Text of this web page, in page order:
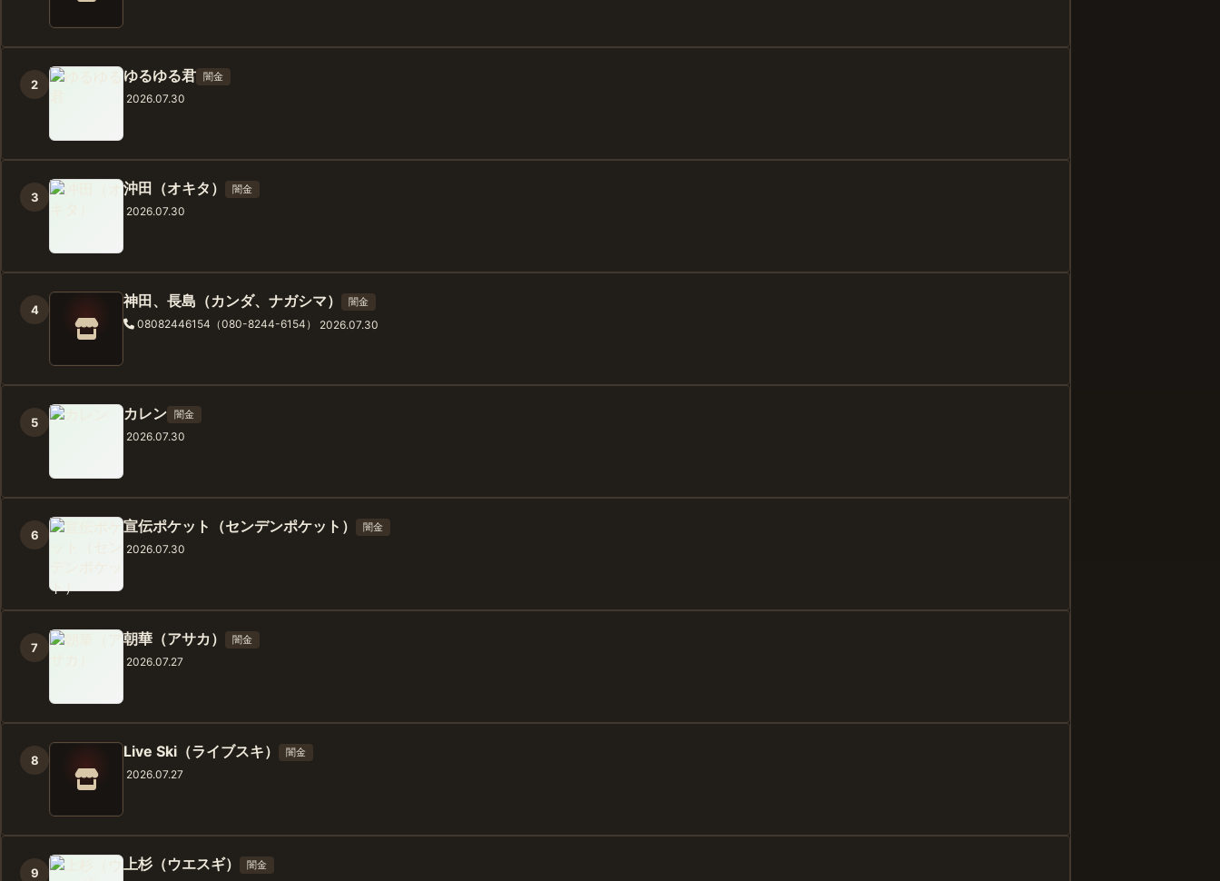
2 ゆるゆる君 闇金
2026.07.30
3 沖田（オキタ） 闇金
2026.07.30
4 神田、長島（カンダ、ナガシマ） 闇金
08082446154（080-8244-6154） 2026.07.30
5 カレン 闇金
2026.07.30
6 宣伝ポケット（センデンポケット） 闇金
2026.07.30
7 朝華（アサカ） 闇金
2026.07.27
8 Live Ski（ライブスキ） 闇金
2026.07.27
9 上杉（ウエスギ） 闇金